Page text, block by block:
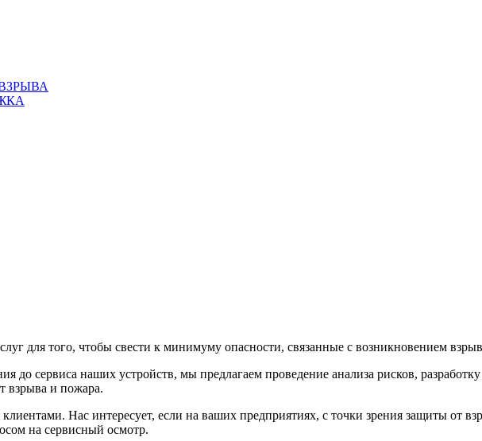
для того, чтобы свести к минимуму опасности, связанные с возникновением
до сервиса наших устройств, мы предлагаем проведение анализа рисков,
взрыва и пожара.
Нас интересует, если на ваших предприятиях, с точки зрения защиты от
на сервисный осмотр.